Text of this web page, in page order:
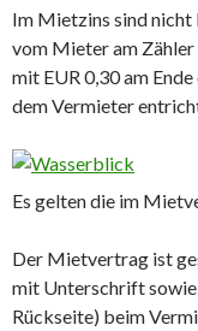
Im Mietzins sind
vom Mieter am
mit EUR 0,30 am
dem Vermieter
Es gelten die im
Der Mietvertrag ist
mit Unterschrift sowie
Rückseite) beim